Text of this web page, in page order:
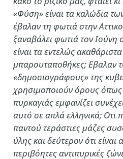
«Φύση» είναι τα καλώδια
έβαλαν τη φωτιά στην
ξαναβάλει φωτιά τον Ιούνη
είναι τα εντελώς
μπαρουταποθήκες; Εβαλαν
«δημοσιογράφους» της
χρησιμοποιούν όρους
πυρκαγιάς εμφανίζει
αυτό σε απλά ελληνικά;
παντού τεράστιες μάζες
ύλης και δεύτερον ότι είναι
περιβόητες αντιπυρικές